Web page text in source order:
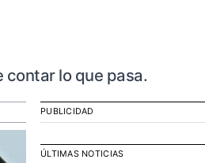
contar lo que pasa.
PUBLICIDAD
ÚLTIMAS NOTICIAS